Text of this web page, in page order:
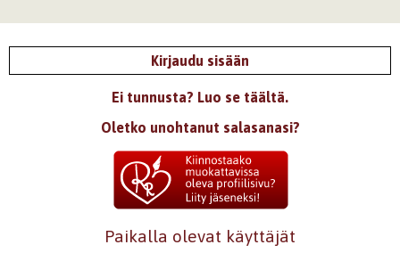
Kirjaudu sisään
Ei tunnusta? Luo se täältä.
Oletko unohtanut salasanasi?
Paikalla olevat käyttäjät